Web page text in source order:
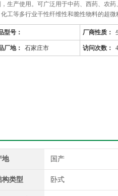
生产使用。可广泛用于中药、西药、农
工等多行业干性纤维性和脆性物料的超微
型号： 厂商性质：
厂地： 石家庄市 访问次数：
地 国产
构类型 卧式